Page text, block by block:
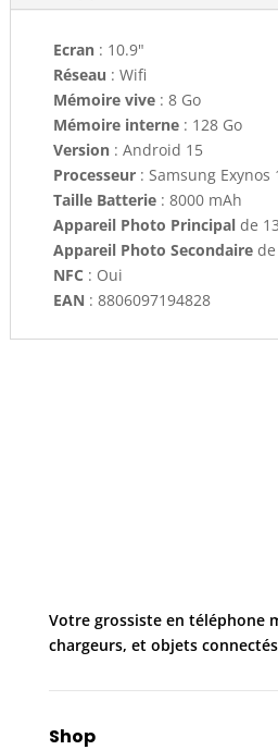
Ecran: 10.9"
Réseau : Wifi
Mémoire vive: 8 Go
Mémoire interne: 128 Go
Version: Android 15
Processeur: Samsung Exynos
Taille Batterie: 8000 mAh
Appareil Photo Principalde
Appareil Photo Secondairede
NFC : Oui
EAN : 8806097194828
Votre grossiste en téléphone
chargeurs, et objets
Shop